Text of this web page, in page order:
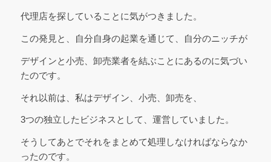
代理店を探していることに気がつきました。
この発見と、自分自身の起業を通じて、自分のニッチが
デザインと小売、卸売業者を結ぶことにあるのに気づい
たのです。
それ以前は、私はデザイン、小売、卸売を、
3つの独立したビジネスとして、運営していました。
そうしてあとでそれをまとめて処理しなければならなか
ったのです。